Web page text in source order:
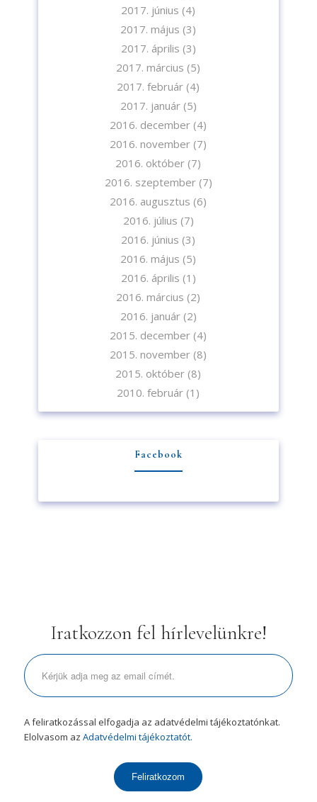
2017. június (4)
2017. május (3)
2017. április (3)
2017. március (5)
2017. február (4)
2017. január(5)
2016. december (4)
2016. november (7)
2016. október (7)
2016. szeptember(7)
2016. augusztus (6)
2016. július (7)
2016. június (3)
2016. május (5)
2016. április (1)
2016. március (2)
2016. január(2)
2015. december (4)
2015. november (8)
2015. október (8)
2010. február (1)
Facebook
Iratkozzon fel hírlevelünkre!
A feliratkozással elfogadja az adatvédelmi tájékoztatónkat.
Elolvasom az Adatvédelmi tájékoztatót.
Feliratkozom